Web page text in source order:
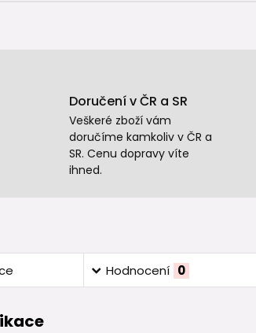
Doručení v ČR a SR
Veškeré zboží vám
doručíme kamkoliv v ČR a
SR. Cenu dopravy víte
ihned.
Hodnocení 0